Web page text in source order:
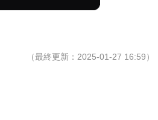
（最終更新：2025-01-27 16:59）